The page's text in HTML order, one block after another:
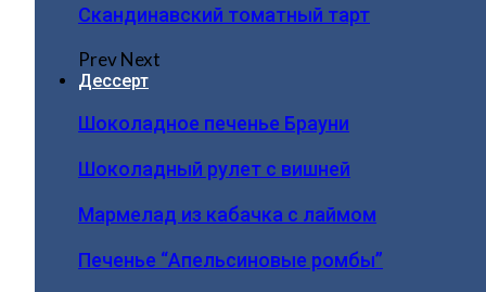
Скандинавский томатный тарт
PrevNext
Дессерт
Шоколадное печенье Брауни
Шоколадный рулет с вишней
Мармелад из кабачка с лаймом
Печенье “Апельсиновые ромбы”